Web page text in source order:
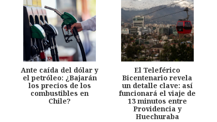
Ante caída del dólar y
el petróleo: ¿Bajarán
los precios de los
combustibles en
Chile?
El Teleférico
Bicentenario revela
un detalle clave: así
funcionará el viaje de
13 minutos entre
Providencia y
Huechuraba